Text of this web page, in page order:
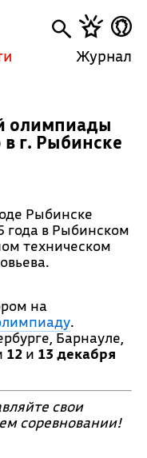
Журнал
олимпиады
г. Рыбинске
Рыбинске
года в Рыбинском
техническом
на
.
Барнауле,
12 и 13 декабря
свои
соревновании!